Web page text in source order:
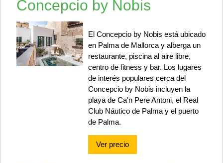
Concepcio by Nobis
El Concepcio by Nobis está ubicado
en Palma de Mallorca y alberga un
restaurante, piscina al aire libre,
centro de fitness y bar. Los lugares
de interés populares cerca del
Concepcio by Nobis incluyen la
playa de Ca'n Pere Antoni, el Real
Club Náutico de Palma y el puerto
de Palma.
Ver precio